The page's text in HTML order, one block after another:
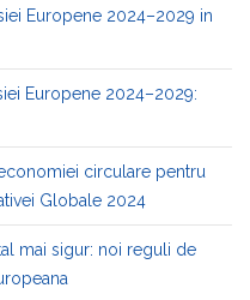
Europene 2024–2029 in
Europene 2024–2029:
circulare pentru
Globale 2024
mai sigur: noi reguli de